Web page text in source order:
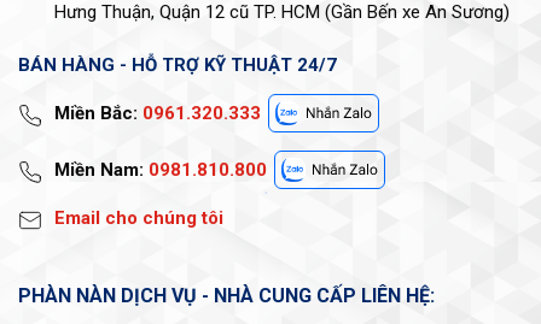
Hưng Thuận, Quận 12 cũ TP. HCM (Gần Bến xe An Sương)
BÁN HÀNG - HỖ TRỢ KỸ THUẬT 24/7
Miền Bắc: 0961.320.333
Miền Nam: 0981.810.800
Email cho chúng tôi
PHÀN NÀN DỊCH VỤ - NHÀ CUNG CẤP LIÊN HỆ: